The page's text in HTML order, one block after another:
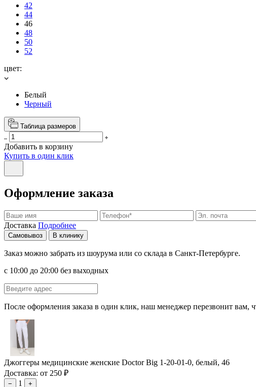
42
44
46
48
50
52
цвет:
Белый
Черный
Таблица размеров
Добавить в корзину
Купить в один клик
Оформление заказа
Доставка Подробнее
Самовывоз В клинику
Заказ можно забрать из шоурума или со склада в Санкт-Петербурге.
с 10:00 до 20:00 без выходных
После оформления заказа в один клик, наш менеджер перезвонит вам,
Джоггеры медицинские женские Doctor Big 1-20-01-0, белый, 46
Доставка: от 250 ₽
− 1 +